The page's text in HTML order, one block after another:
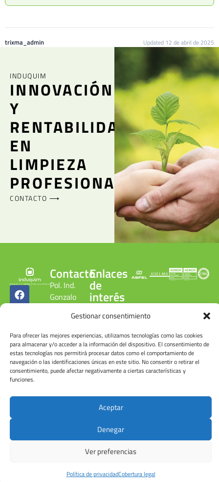
Gestionar consentimiento
Para ofrecer las mejores experiencias, utilizamos tecnologías como las cookies
para almacenar y/o acceder a la información del dispositivo. El consentimiento de
estas tecnologías nos permitirá procesar datos como el comportamiento de
navegación o las identificaciones únicas en este sitio. No consentir o retirar el
consentimiento, puede afectar negativamente a ciertas características y
funciones.
Aceptar
Denegar
Ver preferencias
Política de privacidadCobertura legal
trixma_admin Updated 12 de abril de 2025
INDUQUIM
INNOVACIÓN
Y
RENTABILIDAD
EN
LIMPIEZA
PROFESIONAL
CONTACTO ⟶
Contacto
Pol. Ind.
Gonzalo
C/ Gonzalo
Chacón, 15.
28300
Aranjuez.
Madrid.
Enlaces
de
interés
legal
privacidad
Política de
calidad
ambiental
Cuenta de
usuario